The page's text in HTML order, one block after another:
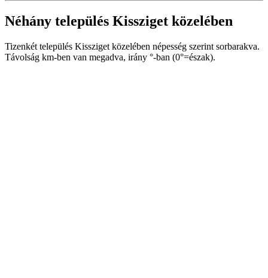
Néhány település Kissziget közelében
Tizenkét település Kissziget közelében népesség szerint sorbarakva.
Távolság km-ben van megadva, irány °-ban (0°=észak).